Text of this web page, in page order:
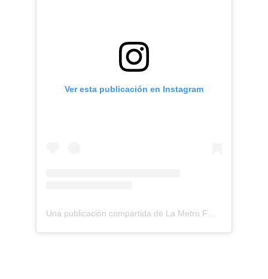
Ver esta publicación en Instagram